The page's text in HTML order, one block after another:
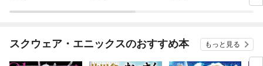
スクウェア・エニックスのおすすめ本 もっと見る